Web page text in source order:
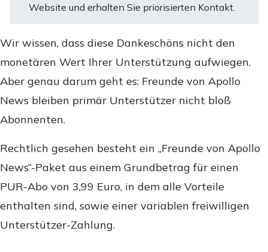
Website und erhalten Sie priorisierten Kontakt.
Wir wissen, dass diese Dankeschöns nicht den
monetären Wert Ihrer Unterstützung aufwiegen.
Aber genau darum geht es: Freunde von Apollo
News bleiben primär Unterstützer nicht bloß
Abonnenten.
Rechtlich gesehen besteht ein „Freunde von Apollo
News“-Paket aus einem Grundbetrag für einen
PUR-Abo von 3,99 Euro, in dem alle Vorteile
enthalten sind, sowie einer variablen freiwilligen
Unterstützer-Zahlung.